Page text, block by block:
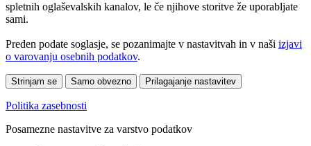
spletnih oglaševalskih kanalov, le če njihove storitve že uporabljate
sami.
Preden podate soglasje, se pozanimajte v nastavitvah in v naši izjavi
o varovanju osebnih podatkov.
Strinjam se Samo obvezno Prilagajanje nastavitev
Politika zasebnosti
Posamezne nastavitve za varstvo podatkov